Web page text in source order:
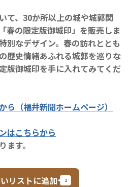
て、30か所以上の城や城郭関
春の限定版御城印」を販売しま
別なデザイン。春の訪れととも
歴史情緒あふれる城郭を巡りな
版御城印を手に入れてみてくだ
ら（福井新聞ホームページ）
はこちらから
す。
リストに追加